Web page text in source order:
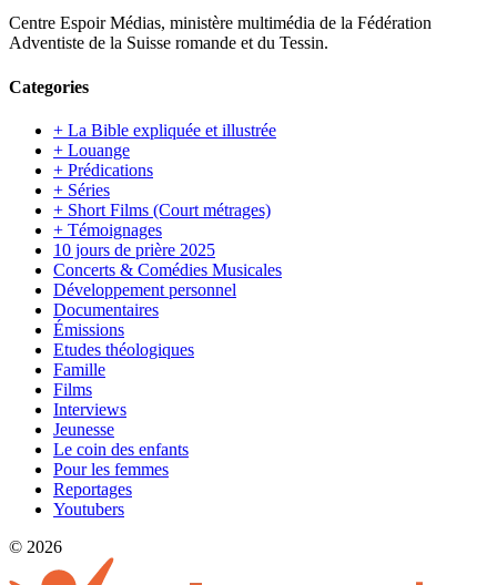
Centre Espoir Médias, ministère multimédia de la Fédération
Adventiste de la Suisse romande et du Tessin.
Categories
+ La Bible expliquée et illustrée
+ Louange
+ Prédications
+ Séries
+ Short Films (Court métrages)
+ Témoignages
10 jours de prière 2025
Concerts & Comédies Musicales
Développement personnel
Documentaires
Émissions
Etudes théologiques
Famille
Films
Interviews
Jeunesse
Le coin des enfants
Pour les femmes
Reportages
Youtubers
© 2026